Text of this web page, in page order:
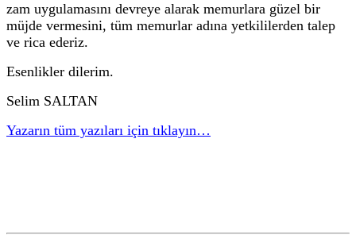
zam uygulamasını devreye alarak memurlara güzel bir
müjde vermesini, tüm memurlar adına yetkililerden talep
ve rica ederiz.
Esenlikler dilerim.
Selim SALTAN
Yazarın tüm yazıları için tıklayın…